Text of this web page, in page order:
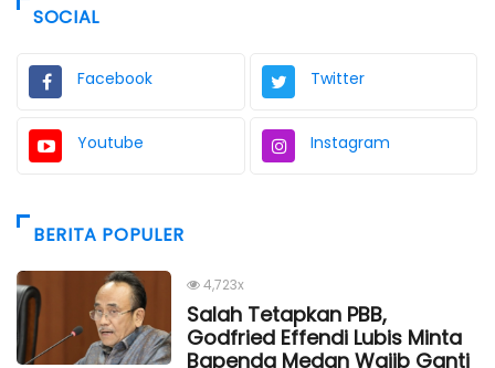
SOCIAL
Facebook Twitter
Youtube Instagram
BERITA POPULER
4,723x
Salah Tetapkan PBB,
Godfried Effendi Lubis Minta
Bapenda Medan Wajib Ganti